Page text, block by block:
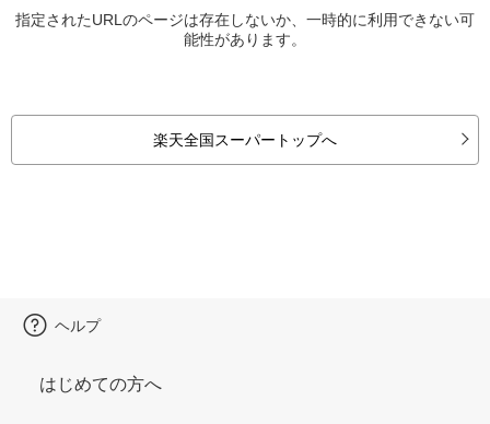
指定されたURLのページは存在しないか、一時的に利用できない可
能性があります。
楽天全国スーパートップへ
ヘルプ
はじめての方へ